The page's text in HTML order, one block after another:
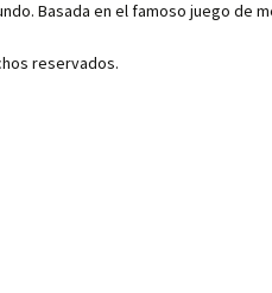
Basada en el famoso juego de
reservados.